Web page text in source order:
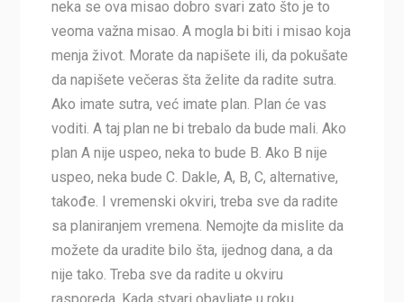
neka se ova misao dobro svari zato što je to
veoma važna misao. A mogla bi biti i misao koja
menja život. Morate da napišete ili, da pokušate
da napišete večeras šta želite da radite sutra.
Ako imate sutra, već imate plan. Plan će vas
voditi. A taj plan ne bi trebalo da bude mali. Ako
plan A nije uspeo, neka to bude B. Ako B nije
uspeo, neka bude C. Dakle, A, B, C, alternative,
takođe. I vremenski okviri, treba sve da radite
sa planiranjem vremena. Nemojte da mislite da
možete da uradite bilo šta, ijednog dana, a da
nije tako. Treba sve da radite u okviru